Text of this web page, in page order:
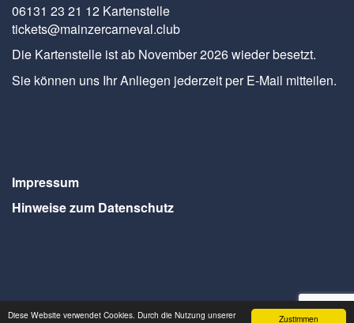
Zustimmen
Diese Website verwendet Cookies. Durch die Nutzung unserer
06131 23 21 12 Kartenstelle
tickets@mainzercarneval.club
Die Kartenstelle ist ab November 2026 wieder besetzt.
Sie können uns Ihr Anliegen jederzeit per E-Mail mitteilen.
Impressum
Hinweise zum Datenschutz